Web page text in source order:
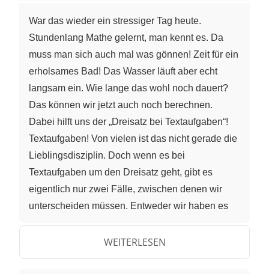
War das wieder ein stressiger Tag heute.
Stundenlang Mathe gelernt, man kennt es. Da
muss man sich auch mal was gönnen! Zeit für ein
erholsames Bad! Das Wasser läuft aber echt
langsam ein. Wie lange das wohl noch dauert?
Das können wir jetzt auch noch berechnen.
Dabei hilft uns der „Dreisatz bei Textaufgaben“!
Textaufgaben! Von vielen ist das nicht gerade die
Lieblingsdisziplin. Doch wenn es bei
Textaufgaben um den Dreisatz geht, gibt es
eigentlich nur zwei Fälle, zwischen denen wir
unterscheiden müssen. Entweder wir haben es
antiproportionalen Zuordnung zu tun. Wenn wir
das einmal herausgefunden haben, ist die
WEITERLESEN